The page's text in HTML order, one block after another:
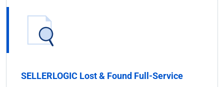
SELLERLOGIC Lost & Found Full-Service